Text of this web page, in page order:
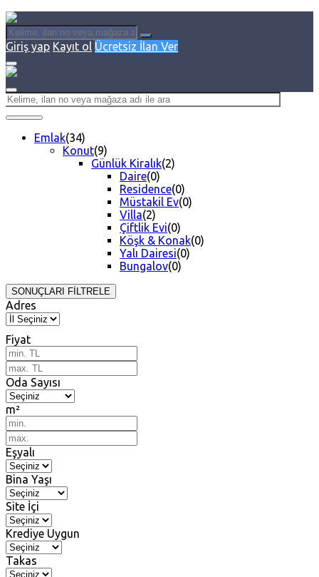
Giriş yap Kayıt ol Ücretsiz İlan Ver
Emlak(34)
Konut(9)
Günlük Kiralık(2)
Daire(0)
Residence(0)
Müstakil Ev(0)
Villa(2)
Çiftlik Evi(0)
Köşk & Konak(0)
Yalı Dairesi(0)
Bungalov(0)
SONUÇLARI FİLTRELE
Adres
Fiyat
Oda Sayısı
m²
Eşyalı
Bina Yaşı
Site İçi
Krediye Uygun
Takas